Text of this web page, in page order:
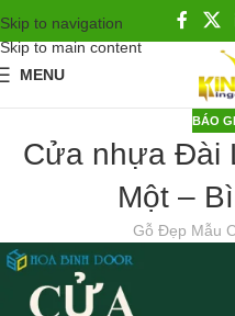
Skip to navigation
Skip to main content
MENU
BÁO
Cửa nhựa Đài
Một –
Gỗ Đẹp Mẫu